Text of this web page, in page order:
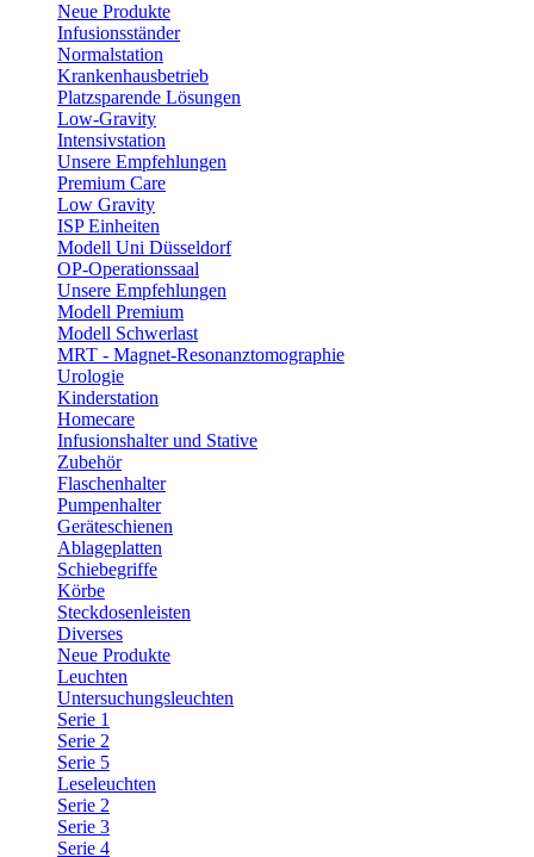
Neue Produkte
Infusionsständer
Normalstation
Krankenhausbetrieb
Platzsparende Lösungen
Low-Gravity
Intensivstation
Unsere Empfehlungen
Premium Care
Low Gravity
ISP Einheiten
Modell Uni Düsseldorf
OP-Operationssaal
Unsere Empfehlungen
Modell Premium
Modell Schwerlast
MRT - Magnet-Resonanztomographie
Urologie
Kinderstation
Homecare
Infusionshalter und Stative
Zubehör
Flaschenhalter
Pumpenhalter
Geräteschienen
Ablageplatten
Schiebegriffe
Körbe
Steckdosenleisten
Diverses
Neue Produkte
Leuchten
Untersuchungsleuchten
Serie 1
Serie 2
Serie 5
Leseleuchten
Serie 2
Serie 3
Serie 4